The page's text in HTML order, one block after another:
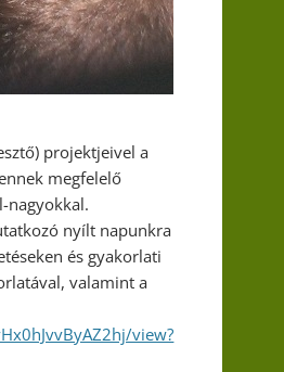
projektjeivel a
megfelelő
nagyokkal.
nyílt napunkra
és gyakorlati
valamint a
view?